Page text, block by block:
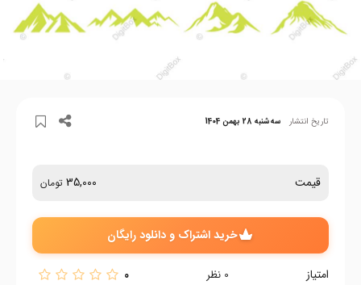
تاریخ انتشار سه‌شنبه 28 بهمن 1404
قیمت 35,000 تومان
خرید اشتراک و دانلود رایگان
امتیاز 0 نظر 0